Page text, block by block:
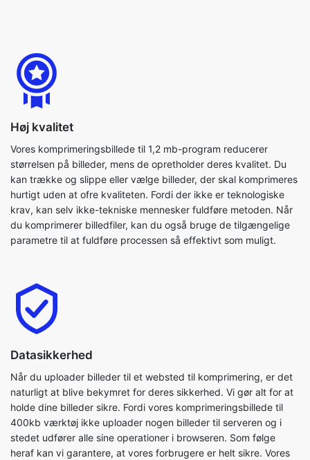
Høj kvalitet
Vores komprimeringsbillede til 1,2 mb-program reducerer
størrelsen på billeder, mens de opretholder deres kvalitet. Du
hurtigt uden at ofre kvaliteten. Fordi der ikke er teknologiske
krav, kan selv ikke-tekniske mennesker fuldføre metoden. Når
du komprimerer billedfiler, kan du også bruge de tilgængelige
parametre til at fuldføre processen så effektivt som muligt.
Datasikkerhed
Når du uploader billeder til et websted til komprimering, er det
naturligt at blive bekymret for deres sikkerhed. Vi gør alt for at
400kb værktøj ikke uploader nogen billeder til serveren og i
stedet udfører alle sine operationer i browseren. Som følge
heraf kan vi garantere, at vores forbrugere er helt sikre. Vores
servere tillader os ikke at se, dele eller gemme dem. Når du
bruger vores tjenester, Vi garanterer fuldstændig fortrolighed
og privatliv.